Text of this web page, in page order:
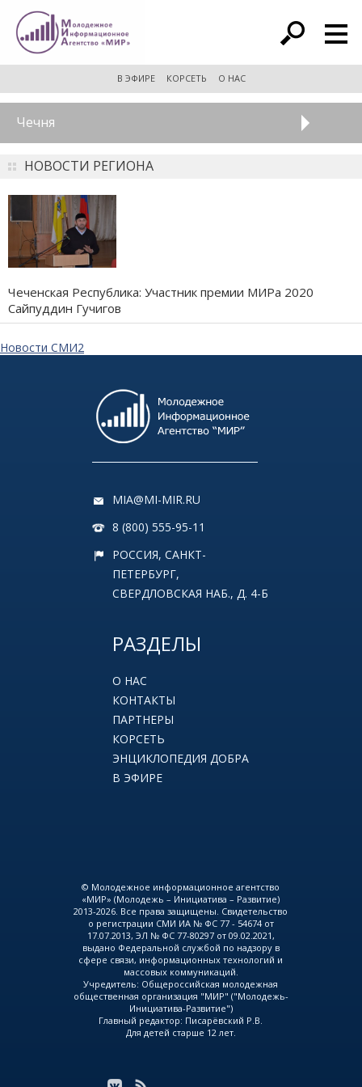
расширенный поиск
В ЭФИРЕ КОРСЕТЬ О НАС
Чечня
НОВОСТИ РЕГИОНА
Чеченская Республика: Участник премии МИРа 2020
Сайпуддин Гучигов
Новости СМИ2
MIA@MI-MIR.RU
8 (800) 555-95-11
РОССИЯ, САНКТ-
ПЕТЕРБУРГ,
СВЕРДЛОВСКАЯ НАБ., Д. 4-Б
РАЗДЕЛЫ
О НАС
КОНТАКТЫ
ПАРТНЕРЫ
КОРСЕТЬ
ЭНЦИКЛОПЕДИЯ ДОБРА
В ЭФИРЕ
© Молодежное информационное агентство
«МИР» (Молодежь – Инициатива – Развитие)
2013-2026. Все права защищены. Свидетельство
о регистрации СМИ ИА № ФС 77 - 54674 от
17.07.2013, ЭЛ № ФС 77-80297 от 09.02.2021,
выдано Федеральной службой по надзору в
сфере связи, информационных технологий и
массовых коммуникаций.
Учредитель: Общероссийская молодежная
общественная организация "МИР" ("Молодежь-
Инициатива-Развитие")
Главный редактор: Писарёвский Р.В.
Для детей старше 12 лет.